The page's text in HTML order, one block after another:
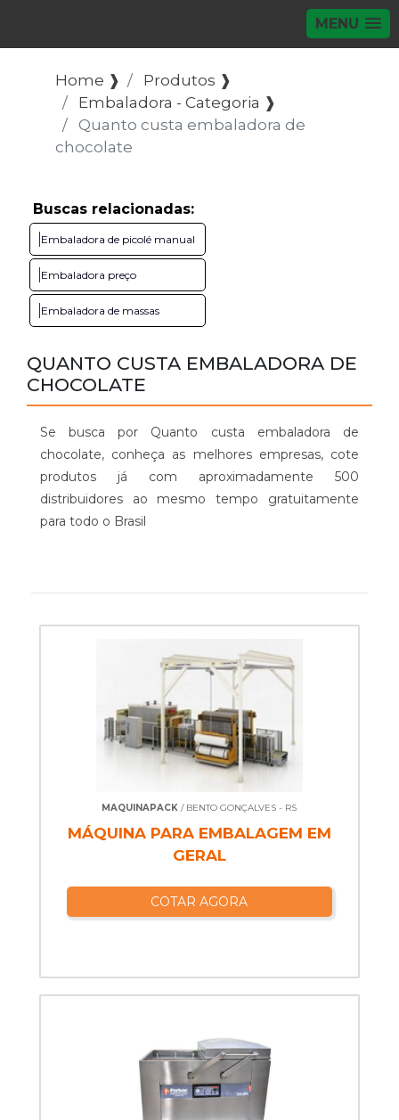
MENU
Home ❱
Produtos ❱
Embaladora - Categoria ❱
Quanto custa embaladora de
chocolate
Buscas relacionadas:
Embaladora de picolé manual
Embaladora preço
Embaladora de massas
QUANTO CUSTA EMBALADORA DE
CHOCOLATE
Se busca por Quanto custa embaladora de
chocolate, conheça as melhores empresas, cote
produtos já com aproximadamente 500
distribuidores ao mesmo tempo gratuitamente
para todo o Brasil
MAQUINAPACK / BENTO GONÇALVES - RS
MÁQUINA PARA EMBALAGEM EM
GERAL
COTAR AGORA